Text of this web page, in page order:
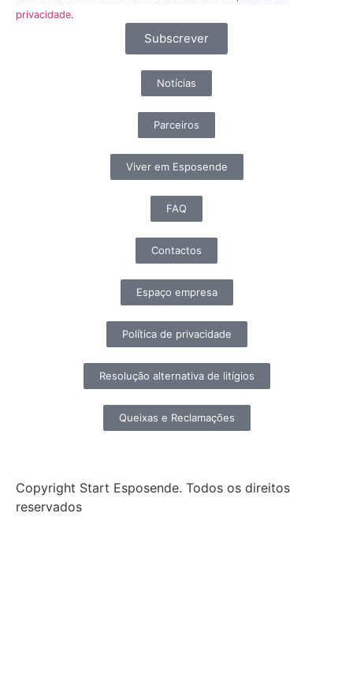
privacidade.
Subscrever
Notícias
Parceiros
Viver em Esposende
FAQ
Contactos
Espaço empresa
Política de privacidade
Resolução alternativa de litígios
Queixas e Reclamações
Copyright Start Esposende. Todos os direitos
reservados